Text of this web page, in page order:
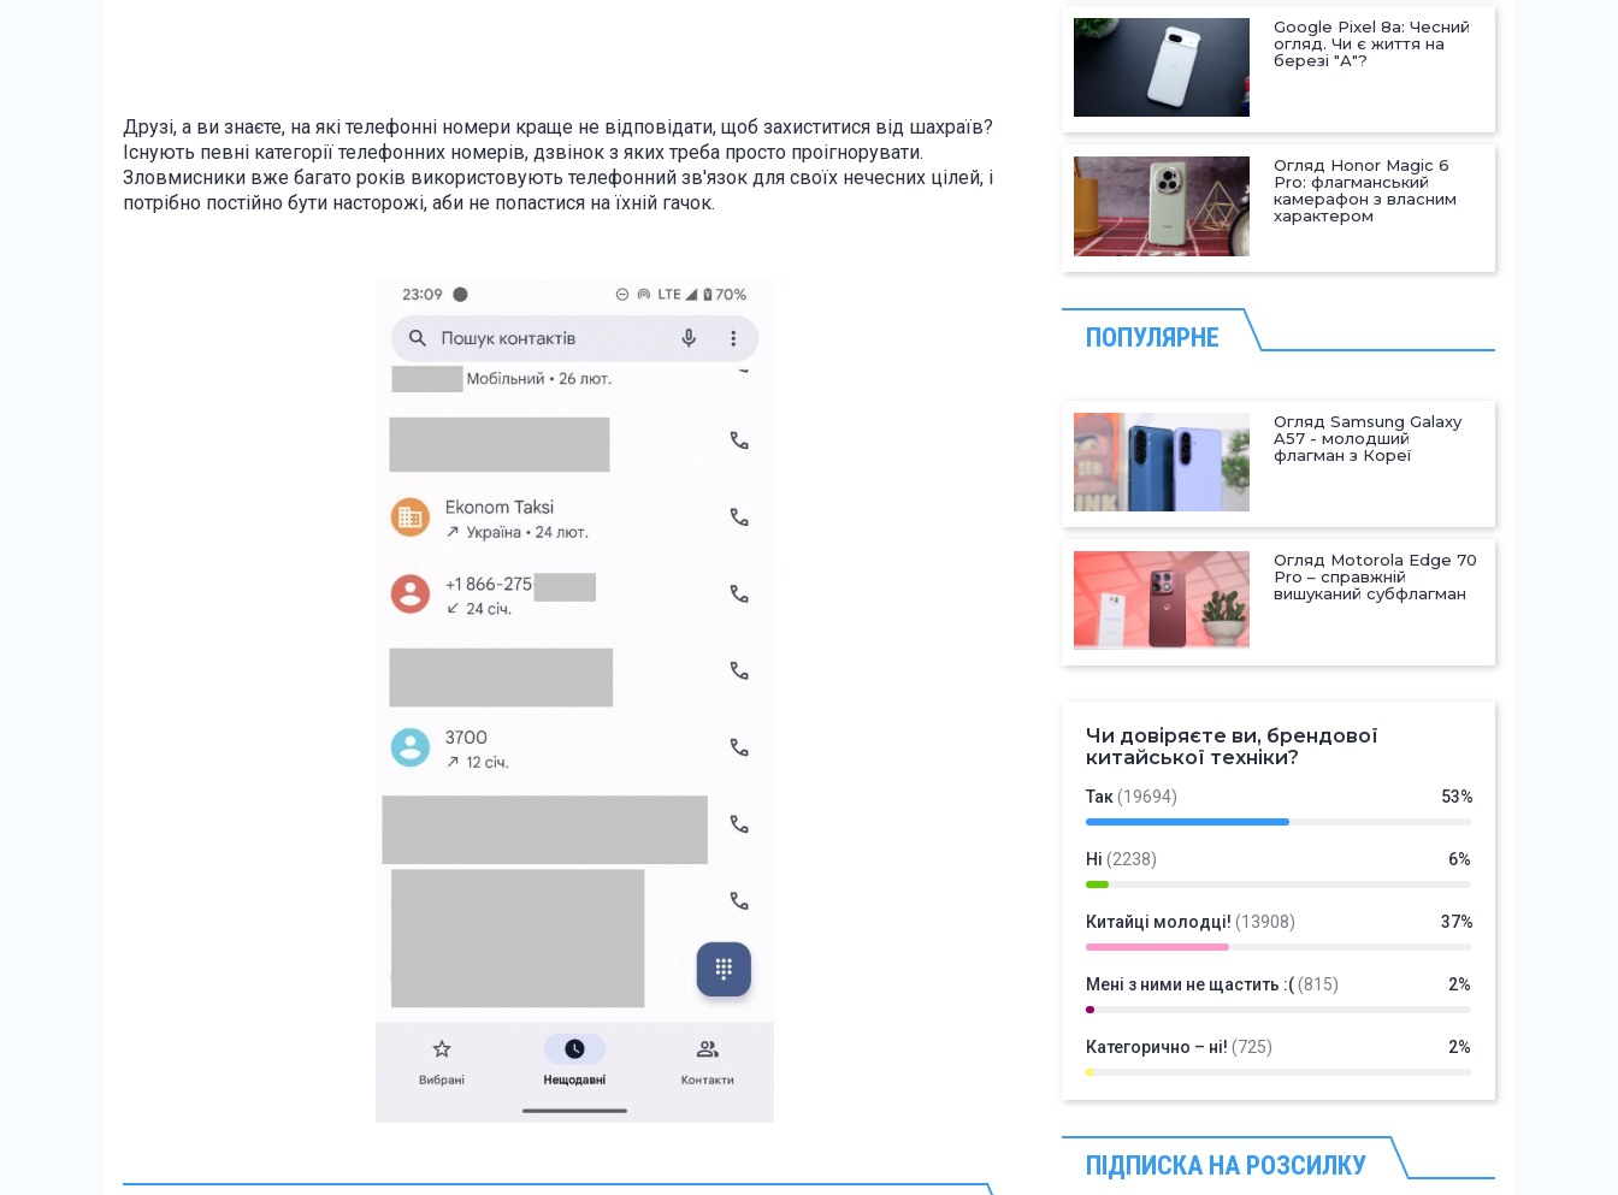
Друзі, а ви знаєте, на які телефонні номери краще не відповідати, щоб захиститися від шахраїв?
Існують певні категорії телефонних номерів, дзвінок з яких треба просто проігнорувати.
Зловмисники вже багато років використовують телефонний зв'язок для своїх нечесних цілей, і
потрібно постійно бути насторожі, аби не попастися на їхній гачок.
Google Pixel 8a: Чесний
огляд. Чи є життя на
березі "А"?
Огляд Honor Magic 6
Pro: флагманський
камерафон з власним
характером
ПОПУЛЯРНЕ
Огляд Samsung Galaxy
A57 - молодший
флагман з Кореї
Огляд Motorola Edge 70
Pro – справжній
вишуканий субфлагман
Чи довіряєте ви, брендової
китайської техніки?
Так(19694) 53%
Ні (2238) 6%
Китайці молодці! (13908) 37%
Мені з ними не щастить :((815) 2%
Категорично – ні! (725) 2%
ПІДПИСКА НА РОЗСИЛКУ